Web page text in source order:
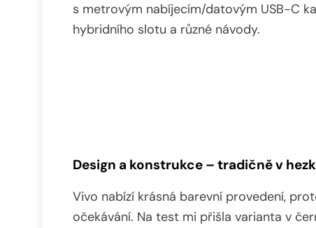
s metrovým nabíjecím/datovým USB-C
hybridního slotu a různé návody.
Design a konstrukce – tradičně v
Vivo nabízí krásná barevní provedení,
očekávání. Na test mi přišla varianta v